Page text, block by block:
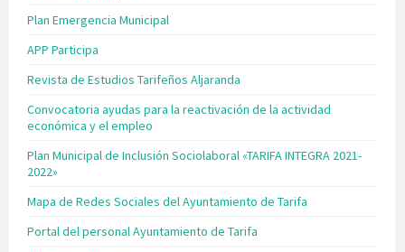
Plan Emergencia Municipal
APP Participa
Revista de Estudios Tarifeños Aljaranda
Convocatoria ayudas para la reactivación de la actividad
económica y el empleo
Plan Municipal de Inclusión Sociolaboral «TARIFA INTEGRA 2021-
2022»
Mapa de Redes Sociales del Ayuntamiento de Tarifa
Portal del personal Ayuntamiento de Tarifa